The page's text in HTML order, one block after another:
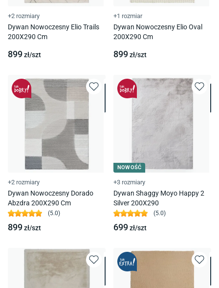
+2 rozmiary
Dywan Nowoczesny Elio Trails
200X290 Cm
899zł/szt
+1 rozmiar
Dywan Nowoczesny Elio Oval
200X290 Cm
899zł/szt
+2 rozmiary
Dywan Nowoczesny Dorado
Abzdra 200X290 Cm
(5.0)
899zł/szt
NOWOŚĆ
+3 rozmiary
Dywan Shaggy Moyo Happy 2
Silver 200X290
(5.0)
699zł/szt